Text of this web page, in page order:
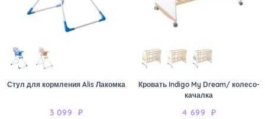
Стул для кормления Alis Лакомка
3 099 ₽
Кровать Indigo My Dream/ колесо-
качалка
4 699 ₽